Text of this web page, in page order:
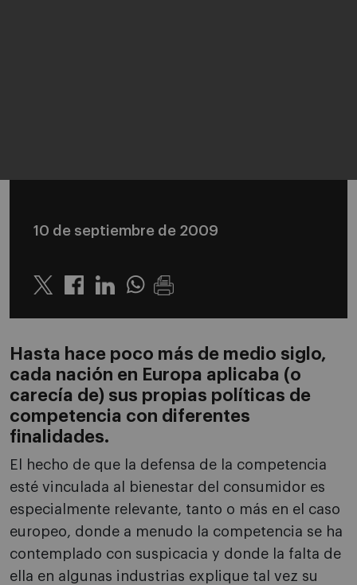
10 de septiembre de 2009
Twitter LinkedinWhatsapp
Hasta hace poco más de medio siglo,
cada nación en Europa aplicaba (o
carecía de) sus propias políticas de
competencia con diferentes
finalidades.
El hecho de que la defensa de la competencia
esté vinculada al bienestar del consumidor es
especialmente relevante, tanto o más en el caso
europeo, donde a menudo la competencia se ha
contemplado con suspicacia y donde la falta de
ella en algunas industrias explique tal vez su